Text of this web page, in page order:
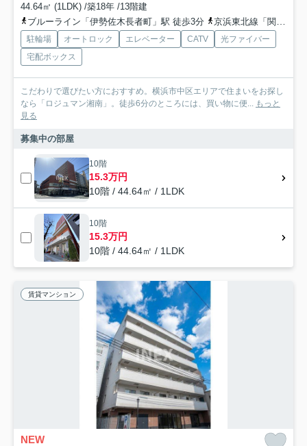
44.64㎡ (1LDK) /築18年 /13階建
ブルーライン「伊勢佐木長者町」駅 徒歩3分
京浜東北線「関内」駅 徒歩9分
駐輪場 オートロック エレベーター CATV
光ファイバー
宅配ボックス
こだわりで選びたい方におすすめ。横浜市中区エリアで住まいをお探し
なら「ロジュマン湘南」。徒歩6分のところには、買い物に便... もっと
見る
募集中の部屋
10階
15.3万円
10階 / 44.64㎡ / 1LDK
10階
15.3万円
10階 / 44.64㎡ / 1LDK
賃貸マンション
NEW